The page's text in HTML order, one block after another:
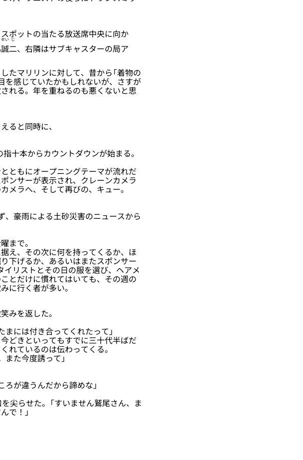
ポットの当たる放送席中央に向か
誠
せい
二
じ
、右隣はサブキャスターの局ア
たマリリンに対して、昔から「着物の
を感じていたかもしれないが、さすが
れる。年を重ねるのも悪くないと思
ると同時に、
十本からカウントダウンが始まる。
ともにオープニングテーマが流れだ
ンサーが表示され、クレーンカメラ
メラへ、そして再びの、キュー。
、豪雨による土砂災害のニュースから
まで。
え、その次に何を持ってくるか、ほ
下げるか、あるいはまたスポンサー
リストとその日の服を選び、ヘアメ
とだけに慣れてはいても、その週の
に行く者が多い。
みを返した。
には付き合ってくれたって」
どきといってもすでに三十代半ばだ
れているのは伝わってくる。
た今度誘って」
が違うんだから諦めな」
尖らせた。「すいません鷲尾さん、ま
で！」